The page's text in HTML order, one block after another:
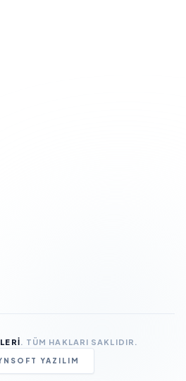
. TÜM HAKLARI SAKLIDIR.
YAZILIM